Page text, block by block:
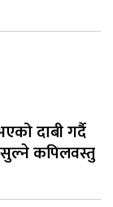
दाबी गर्दै
कपिलवस्तु